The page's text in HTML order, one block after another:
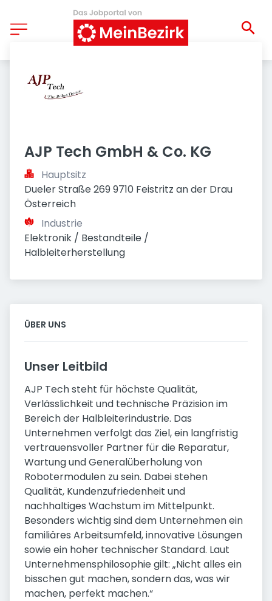
AJP Tech GmbH & Co. KG
Hauptsitz
Dueler Straße 269 9710 Feistritz an der Drau
Österreich
Industrie
Elektronik / Bestandteile /
Halbleiterherstellung
ÜBER UNS
Unser Leitbild
AJP Tech steht für höchste Qualität,
Verlässlichkeit und technische Präzision im
Bereich der Halbleiterindustrie. Das
Unternehmen verfolgt das Ziel, ein langfristig
vertrauensvoller Partner für die Reparatur,
Wartung und Generalüberholung von
Robotermodulen zu sein. Dabei stehen
Qualität, Kundenzufriedenheit und
nachhaltiges Wachstum im Mittelpunkt.
Besonders wichtig sind dem Unternehmen ein
familiäres Arbeitsumfeld, innovative Lösungen
sowie ein hoher technischer Standard. Laut
Unternehmensphilosophie gilt: „Nicht alles ein
bisschen gut machen, sondern das, was wir
machen, perfekt machen.“